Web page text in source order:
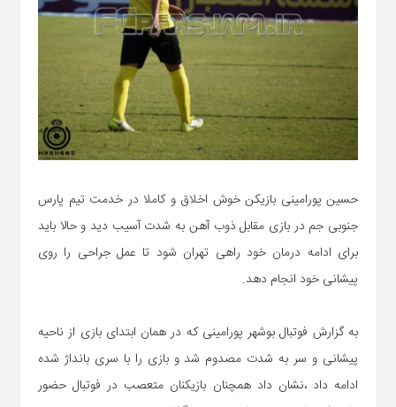
حسین پورامینی بازیکن خوش اخلاق و کاملا در خدمت تیم پارس
جنوبی جم در بازی مقابل ذوب آهن به شدت آسیب دید و حالا باید
برای ادامه درمان خود راهی تهران شود تا عمل جراحی را روی
پیشانی خود انجام دهد.
به گزارش فوتبال بوشهر پورامینی که در همان ابتدای بازی از ناحیه
پیشانی و سر به شدت مصدوم شد و بازی را با سری بانداژ شده
ادامه داد ،نشان داد همچنان بازیکنان متعصب در فوتبال حضور